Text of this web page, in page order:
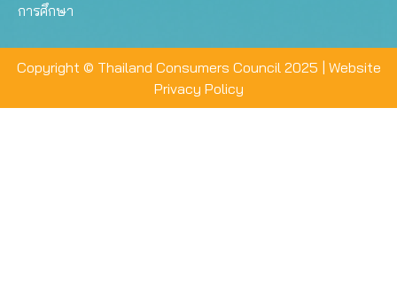
การศึกษา
Copyright © Thailand Consumers Council 2025 | Website
Privacy Policy